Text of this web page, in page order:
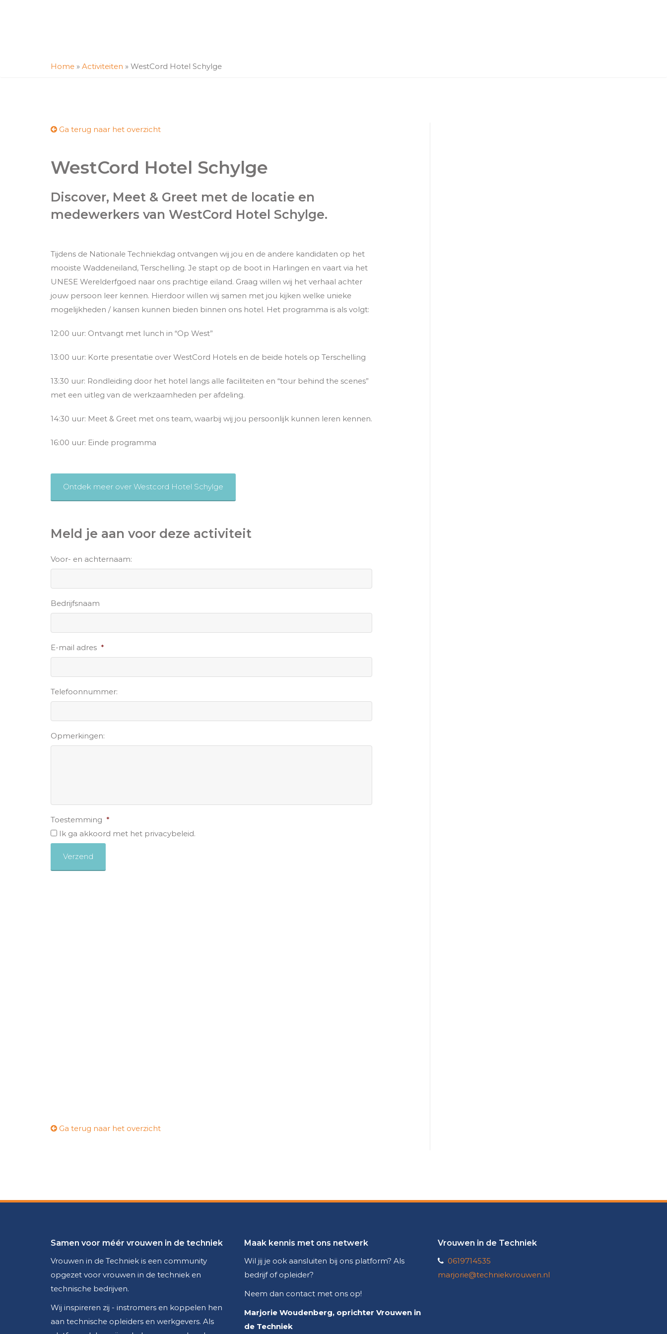
Home » Activiteiten » WestCord Hotel Schylge
Ga terug naar het overzicht
WestCord Hotel Schylge
Discover, Meet & Greet met de locatie en
medewerkers van WestCord Hotel Schylge.
Tijdens de Nationale Techniekdag ontvangen wij jou en de andere kandidaten op het
mooiste Waddeneiland, Terschelling. Je stapt op de boot in Harlingen en vaart via het
UNESE Werelderfgoed naar ons prachtige eiland. Graag willen wij het verhaal achter
jouw persoon leer kennen. Hierdoor willen wij samen met jou kijken welke unieke
mogelijkheden / kansen kunnen bieden binnen ons hotel. Het programma is als volgt:
12:00 uur: Ontvangt met lunch in “Op West”
13:00 uur: Korte presentatie over WestCord Hotels en de beide hotels op Terschelling
13:30 uur: Rondleiding door het hotel langs alle faciliteiten en “tour behind the scenes”
met een uitleg van de werkzaamheden per afdeling.
14:30 uur: Meet & Greet met ons team, waarbij wij jou persoonlijk kunnen leren kennen.
16:00 uur: Einde programma
Ontdek meer over Westcord Hotel Schylge
Meld je aan voor deze activiteit
Voor- en achternaam:
Bedrijfsnaam
E-mail adres *
Telefoonnummer:
Opmerkingen:
Toestemming *
Ik ga akkoord met het privacybeleid.
Ga terug naar het overzicht
Samen voor méér vrouwen in de techniek
Vrouwen in de Techniek is een community
opgezet voor vrouwen in de techniek en
technische bedrijven.
Wij inspireren zij - instromers en koppelen hen
aan technische opleiders en werkgevers. Als
Maak kennis met ons netwerk
Wil jij je ook aansluiten bij ons platform? Als
bedrijf of opleider?
Neem dan contact met ons op!
Marjorie Woudenberg, oprichter Vrouwen in
de Techniek
Vrouwen in de Techniek
0619714535
marjorie@techniekvrouwen.nl